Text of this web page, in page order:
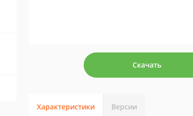
Скачать
Характеристики Версии